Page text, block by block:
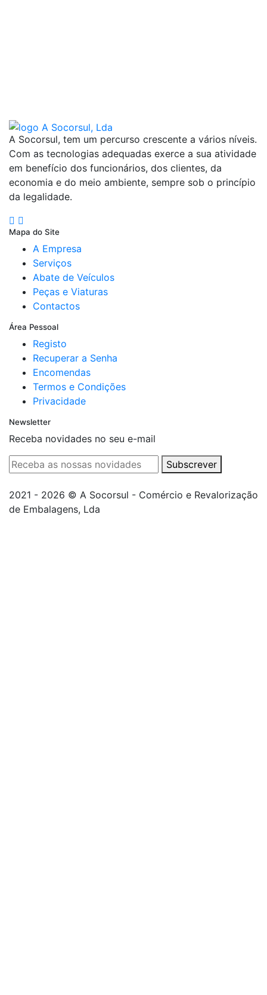
A Socorsul, tem um percurso crescente a vários níveis.
Com as tecnologias adequadas exerce a sua atividade
em benefício dos funcionários, dos clientes, da
economia e do meio ambiente, sempre sob o princípio
da legalidade.
Mapa do Site
A Empresa
Serviços
Abate de Veículos
Peças e Viaturas
Contactos
Área Pessoal
Registo
Recuperar a Senha
Encomendas
Termos e Condições
Privacidade
Newsletter
Receba novidades no seu e-mail
Subscrever
2021 - 2026 © A Socorsul - Comércio e Revalorização
de Embalagens, Lda